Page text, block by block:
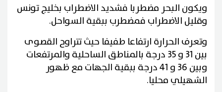
ويكون البحر مضطربا فشديد الاضطراب بخليج تونس
وقليل الاضطراب فمضطرب ببقية السواحل.
وتعرف الحرارة ارتفاعا طفيفا حيث تتراوح القصوى
بين 31 و 35 درجة بالمناطق الساحلية والمرتفعات
وبين 36 و 41 درجة ببقية الجهات مع ظهور
الشهيلي محليا.